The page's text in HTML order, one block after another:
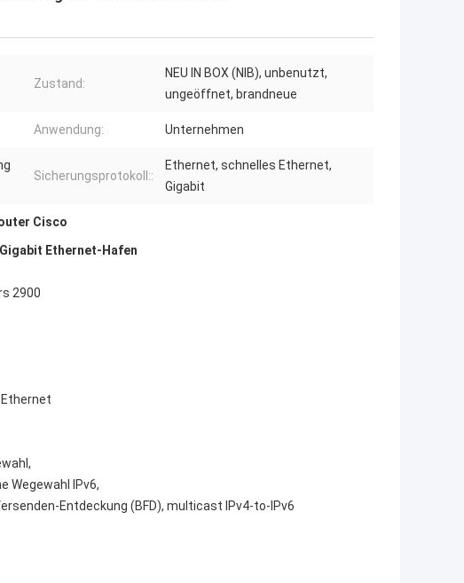
Zustand:
NEU IN BOX (NIB), unbenutzt,
ungeöffnet, brandneue
Anwendung: Unternehmen
Sicherungsprotokoll::
Ethernet, schnelles Ethernet,
Gigabit
Cisco
Ethernet-Hafen
2900
Wegewahl IPv6,
Entdeckung (BFD), multicast IPv4-to-IPv6